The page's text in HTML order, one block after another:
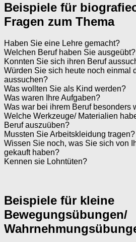
Beispiele für
Fragen zum Thema
Haben Sie eine Lehre gemacht?
Welchen Beruf haben Sie ausgeübt?
Konnten Sie sich ihren Beruf
Würden Sie sich heute noch einmal
aussuchen?
Was wollten Sie als Kind werden?
Was waren Ihre Aufgaben?
Was war bei ihrem Beruf besonders
Welche Werkzeuge/ Materialien
Beruf auszuüben?
Mussten Sie Arbeitskleidung tragen?
Wissen Sie noch, was Sie sich von
gekauft haben?
Kennen sie Lohntüten?
Beispiele für kleine
Bewegungsübungen/